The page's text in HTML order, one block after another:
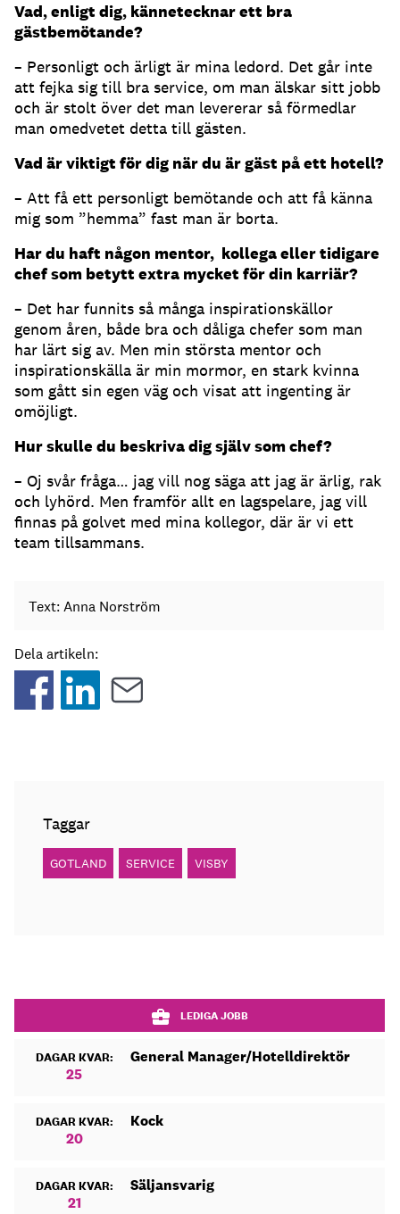
Vad, enligt dig, kännetecknar ett bra
gästbemötande?
– Personligt och ärligt är mina ledord. Det går inte
att fejka sig till bra service, om man älskar sitt jobb
och är stolt över det man levererar så förmedlar
man omedvetet detta till gästen.
Vad är viktigt för dig när du är gäst på ett hotell?
– Att få ett personligt bemötande och att få känna
mig som ”hemma” fast man är borta.
Har du haft någon mentor, kollega eller tidigare
chef som betytt extra mycket för din karriär?
– Det har funnits så många inspirationskällor
genom åren, både bra och dåliga chefer som man
har lärt sig av. Men min största mentor och
inspirationskälla är min mormor, en stark kvinna
som gått sin egen väg och visat att ingenting är
omöjligt.
Hur skulle du beskriva dig själv som chef?
– Oj svår fråga… jag vill nog säga att jag är ärlig, rak
och lyhörd. Men framför allt en lagspelare, jag vill
finnas på golvet med mina kollegor, där är vi ett
team tillsammans.
Text: Anna Norström
Dela artikeln:
Taggar
GOTLAND SERVICE VISBY
LEDIGA JOBB
DAGAR KVAR:
25
General Manager/Hotelldirektör
DAGAR KVAR:
20
Kock
DAGAR KVAR:
21
Säljansvarig